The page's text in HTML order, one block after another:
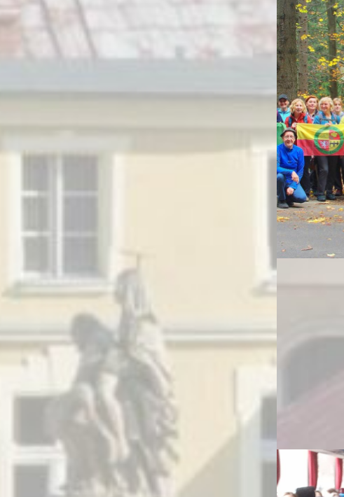
Pozostałe Galerie